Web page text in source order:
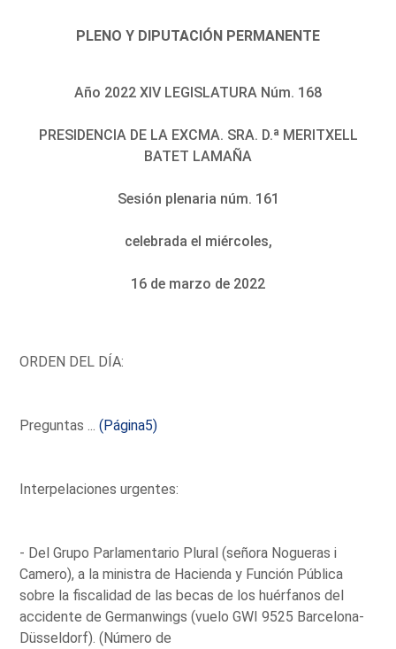
PLENO Y DIPUTACIÓN PERMANENTE
Año 2022 XIV LEGISLATURA Núm. 168
PRESIDENCIA DE LA EXCMA. SRA. D.ª MERITXELL
BATET LAMAÑA
Sesión plenaria núm. 161
celebrada el miércoles,
16 de marzo de 2022
ORDEN DEL DÍA:
Preguntas ...(Página5)
Interpelaciones urgentes:
- Del Grupo Parlamentario Plural (señora Nogueras i
Camero), a la ministra de Hacienda y Función Pública
sobre la fiscalidad de las becas de los huérfanos del
accidente de Germanwings (vuelo GWI 9525 Barcelona-
Düsseldorf). (Número de